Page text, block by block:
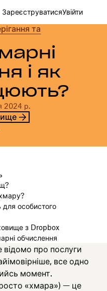
ЗареєструватисяУвійти
та
і як
2024 р.
особистого
з Dropbox
обчислення
відомо про послуги
все одно
момент.
«хмара») — це